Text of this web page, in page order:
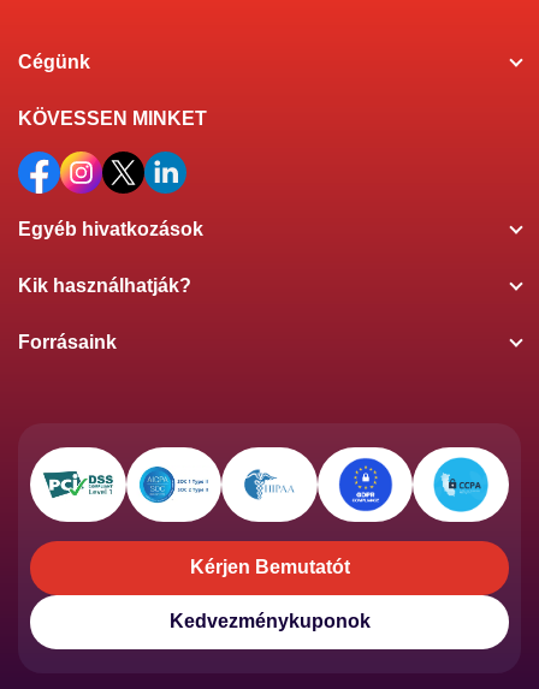
Cégünk
KÖVESSEN MINKET
Egyéb hivatkozások
Kik használhatják?
Forrásaink
Kérjen Bemutatót
Kedvezménykuponok